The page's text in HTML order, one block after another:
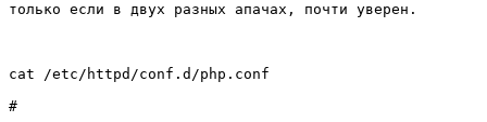
только если в двух разных апачах, почти уверен.
cat /etc/httpd/conf.d/php.conf
#